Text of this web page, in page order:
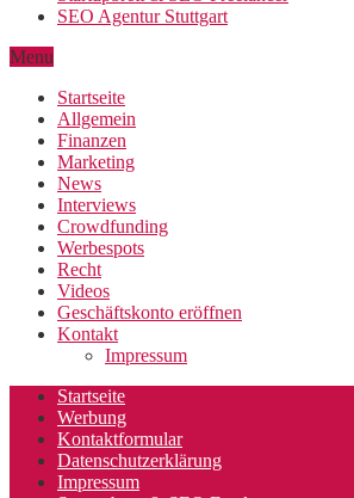
SEO Agentur Stuttgart
Menu
Startseite
Allgemein
Finanzen
Marketing
News
Interviews
Crowdfunding
Werbespots
Recht
Videos
Geschäftskonto eröffnen
Kontakt
Impressum
Startseite
Werbung
Kontaktformular
Datenschutzerklärung
Impressum